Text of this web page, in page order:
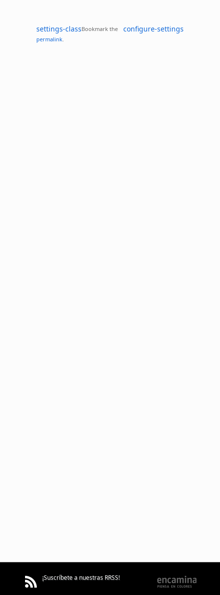
settings-class configure-settings
Bookmark the
permalink
¡Suscríbete a nuestras RRSS!